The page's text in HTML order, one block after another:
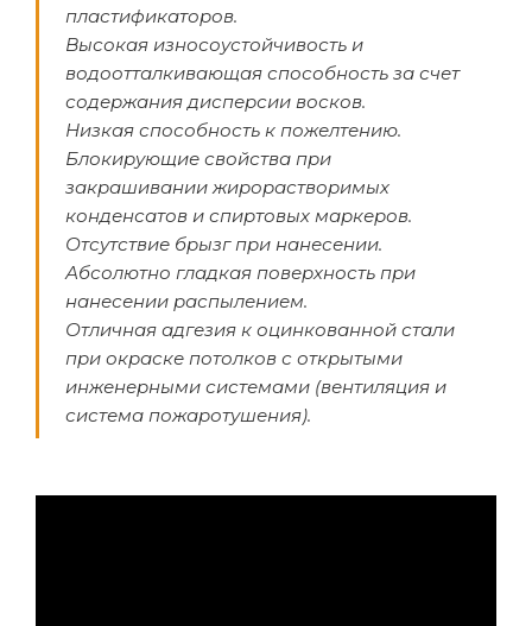
пластификаторов.
Высокая износоустойчивость и
водоотталкивающая способность за счет
содержания дисперсии восков.
Низкая способность к пожелтению.
Блокирующие свойства при
закрашивании жирорастворимых
конденсатов и спиртовых маркеров.
Отсутствие брызг при нанесении.
Абсолютно гладкая поверхность при
нанесении распылением.
Отличная адгезия к оцинкованной стали
при окраске потолков с открытыми
инженерными системами (вентиляция и
система пожаротушения).